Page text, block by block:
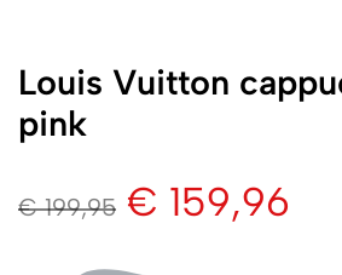
Louis Vuitton
pink
€199,95 € 159,96